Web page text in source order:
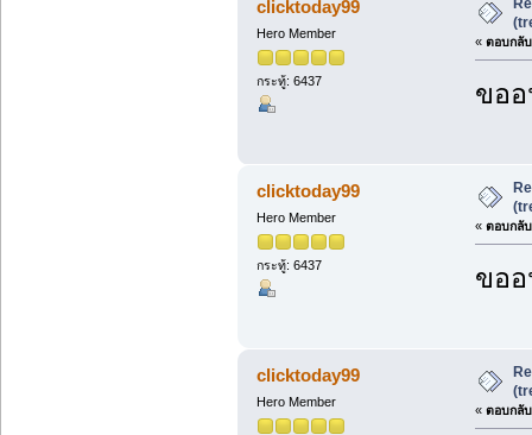
clicktoday99
Hero Member
กระทู้: 6437
« ตอบกลั
ขอ
clicktoday99
Hero Member
กระทู้: 6437
« ตอบกลั
ขอ
clicktoday99
Hero Member
« ตอบกลั